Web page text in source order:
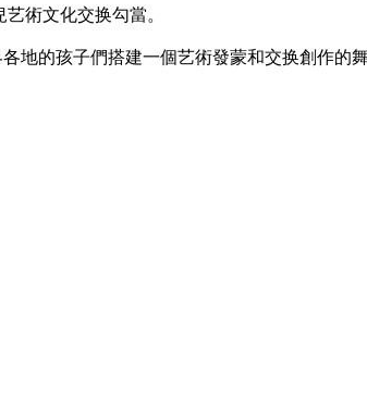
術文化交换勾當。
地的孩子們搭建一個艺術發蒙和交换創作的舞